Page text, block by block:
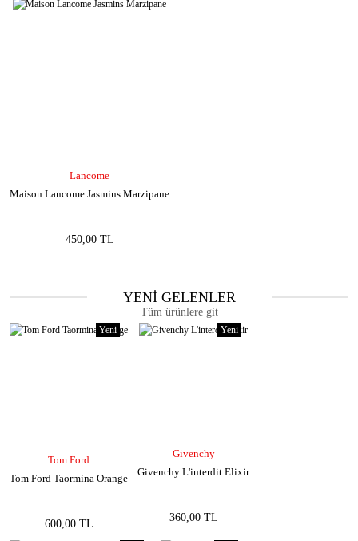
Lancome
Maison Lancome Jasmins Marzipane
450,00 TL
YENİ GELENLER
Tüm ürünlere git
Yeni
Tom Ford
Tom Ford Taormina Orange
600,00 TL
Yeni
Givenchy
Givenchy L'interdit Elixir
360,00 TL